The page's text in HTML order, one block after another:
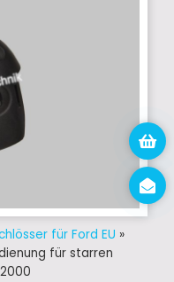
für Ford EU »
für starren